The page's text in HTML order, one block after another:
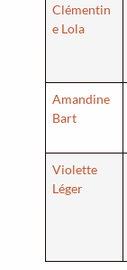
Clémentin
e Lola
Amandine
Bart
Violette
Léger